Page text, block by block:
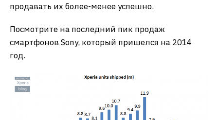
продавать их более-менее успешно.
Посмотрите на последний пик продаж
смартфонов Sony, который пришелся на 2014
год.